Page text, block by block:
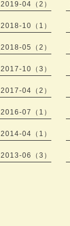
2019-04（2）
2018-10（1）
2018-05（2）
2017-10（3）
2017-04（2）
2016-07（1）
2014-04（1）
2013-06（3）